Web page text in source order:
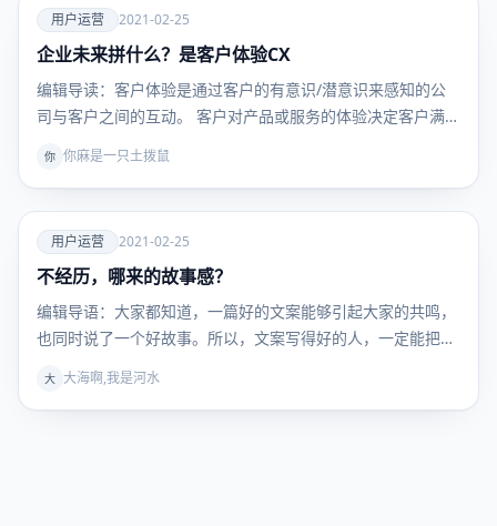
爱
用户运
用户运营 2021-02-25
企业未来拼什么？是客户体验CX
编辑导读：客户体验是通过客户的有意识/潜意识来感知的公
司与客户之间的互动。 客户对产品或服务的体验决定客户满
你 你麻是一只土拨鼠
爱
用户运
营
用户运营 2021-02-25
不经历，哪来的故事感？
编辑导语：大家都知道，一篇好的文案能够引起大家的共鸣，
也同时说了一个好故事。所以，文案写得好的人，一定能把文
大 大海啊,我是河水